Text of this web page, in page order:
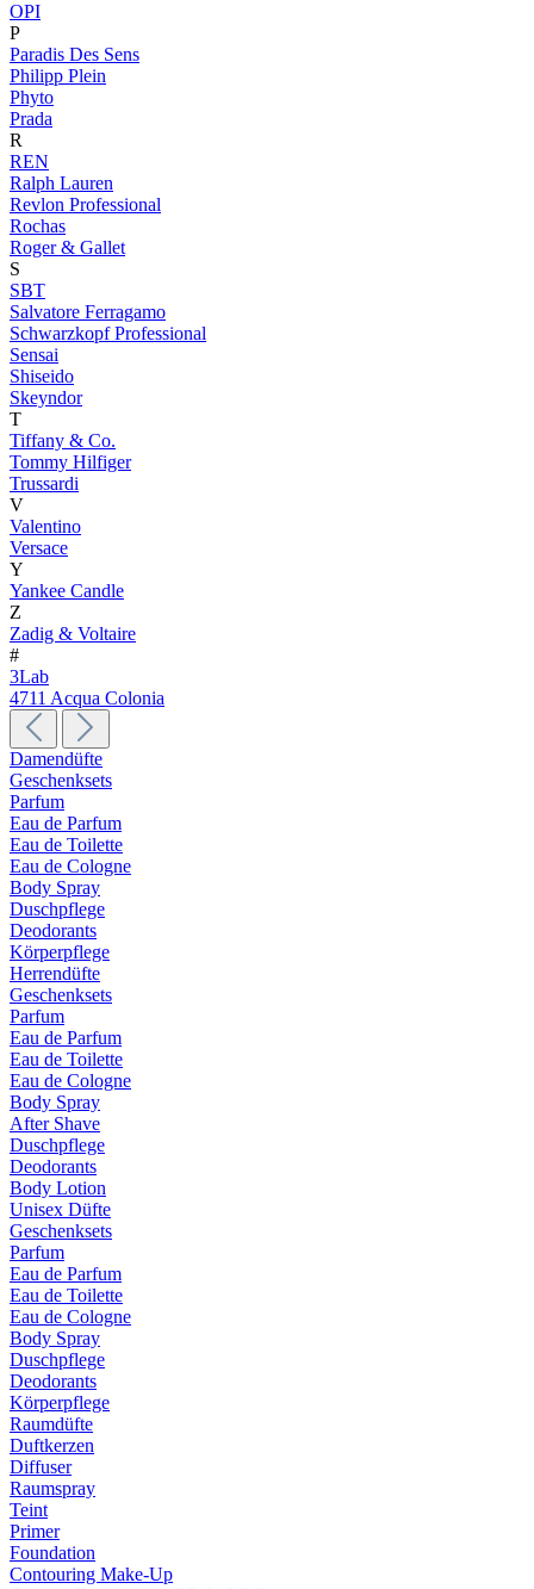
OPI
P
Paradis Des Sens
Philipp Plein
Phyto
Prada
R
REN
Ralph Lauren
Revlon Professional
Rochas
Roger & Gallet
S
SBT
Salvatore Ferragamo
Schwarzkopf Professional
Sensai
Shiseido
Skeyndor
T
Tiffany & Co.
Tommy Hilfiger
Trussardi
V
Valentino
Versace
Y
Yankee Candle
Z
Zadig & Voltaire
#
3Lab
4711 Acqua Colonia
Damendüfte
Geschenksets
Parfum
Eau de Parfum
Eau de Toilette
Eau de Cologne
Body Spray
Duschpflege
Deodorants
Körperpflege
Herrendüfte
Geschenksets
Parfum
Eau de Parfum
Eau de Toilette
Eau de Cologne
Body Spray
After Shave
Duschpflege
Deodorants
Body Lotion
Unisex Düfte
Geschenksets
Parfum
Eau de Parfum
Eau de Toilette
Eau de Cologne
Body Spray
Duschpflege
Deodorants
Körperpflege
Raumdüfte
Duftkerzen
Diffuser
Raumspray
Teint
Primer
Foundation
Contouring Make-Up